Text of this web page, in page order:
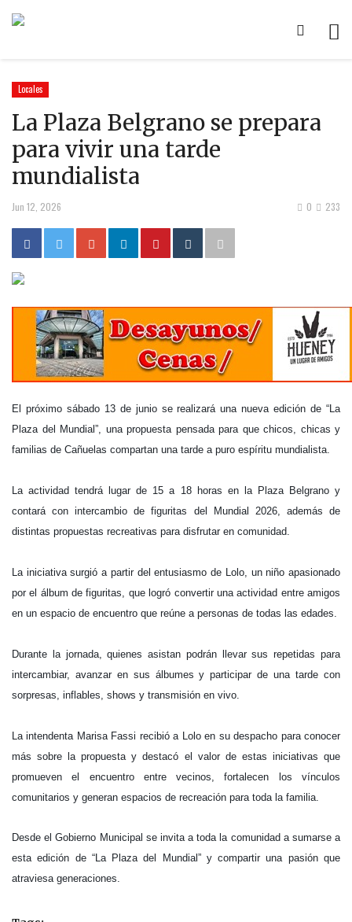
Locales
La Plaza Belgrano se prepara
para vivir una tarde
mundialista
Jun 12, 2026 233
0
El próximo sábado 13 de junio se realizará una nueva edición de “La
Plaza del Mundial”, una propuesta pensada para que chicos, chicas y
familias de Cañuelas compartan una tarde a puro espíritu mundialista.
La actividad tendrá lugar de 15 a 18 horas en la Plaza Belgrano y
contará con intercambio de figuritas del Mundial 2026, además de
distintas propuestas recreativas para disfrutar en comunidad.
La iniciativa surgió a partir del entusiasmo de Lolo, un niño apasionado
por el álbum de figuritas, que logró convertir una actividad entre amigos
en un espacio de encuentro que reúne a personas de todas las edades.
Durante la jornada, quienes asistan podrán llevar sus repetidas para
intercambiar, avanzar en sus álbumes y participar de una tarde con
sorpresas, inflables, shows y transmisión en vivo.
La intendenta Marisa Fassi recibió a Lolo en su despacho para conocer
más sobre la propuesta y destacó el valor de estas iniciativas que
promueven el encuentro entre vecinos, fortalecen los vínculos
comunitarios y generan espacios de recreación para toda la familia.
Desde el Gobierno Municipal se invita a toda la comunidad a sumarse a
esta edición de “La Plaza del Mundial” y compartir una pasión que
atraviesa generaciones.